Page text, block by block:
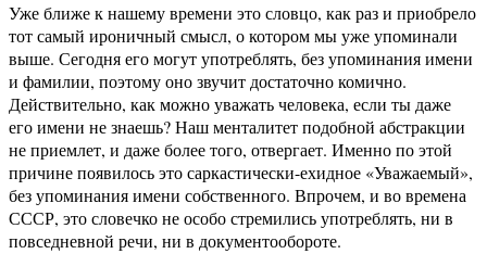
Уже ближе к нашему времени это словцо, как раз и приобрело
тот самый ироничный смысл, о котором мы уже упоминали
выше. Сегодня его могут употреблять, без упоминания имени
и фамилии, поэтому оно звучит достаточно комично.
Действительно, как можно уважать человека, если ты даже
его имени не знаешь? Наш менталитет подобной абстракции
не приемлет, и даже более того, отвергает. Именно по этой
причине появилось это саркастически-ехидное «Уважаемый»,
без упоминания имени собственного. Впрочем, и во времена
СССР, это словечко не особо стремились употреблять, ни в
повседневной речи, ни в документообороте.